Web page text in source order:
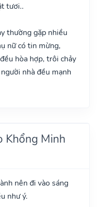
tươi..
thường gặp nhiều
nữ có tin mừng,
hòa hợp, trôi chảy
nhà đều mạnh
Khổng Minh
nên đi vào sáng
như ý.